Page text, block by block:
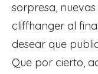
sorpresa,
cliffhanger al
desear que
Que por cierto,